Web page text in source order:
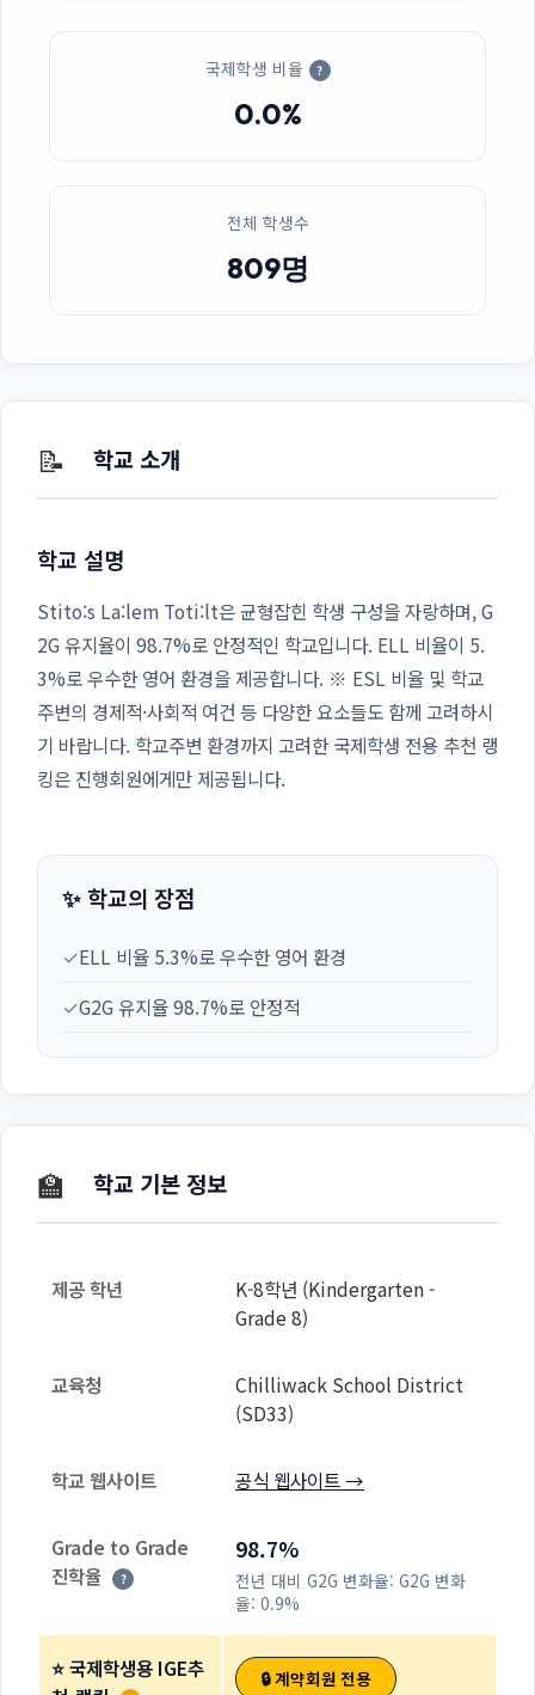
국제학생 비율 ?
0.0%
전체 학생수
809명
📝 학교 소개
학교 설명
Stito:s La:lem Toti:lt은 균형잡힌 학생 구성을 자랑하며, G
2G 유지율이 98.7%로 안정적인 학교입니다. ELL 비율이 5.
3%로 우수한 영어 환경을 제공합니다. ※ ESL 비율 및 학교
주변의 경제적·사회적 여건 등 다양한 요소들도 함께 고려하시
기 바랍니다. 학교주변 환경까지 고려한 국제학생 전용 추천 랭
킹은 진행회원에게만 제공됩니다.
✨ 학교의 장점
✓ELL 비율 5.3%로 우수한 영어 환경
✓G2G 유지율 98.7%로 안정적
🏫 학교 기본 정보
제공 학년
K-8학년 (Kindergarten -
Grade 8)
교육청
Chilliwack School District
(SD33)
학교 웹사이트 공식 웹사이트 →
Grade to Grade
진학율
?
98.7%
전년 대비 G2G 변화율: G2G 변화
율: 0.9%
⭐ 국제학생용 IGE추
🔒 계약회원 전용